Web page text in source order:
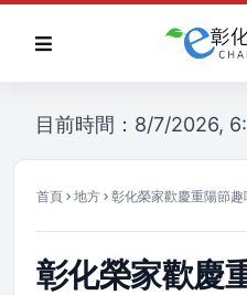
目前時間：8/7/2026,
首頁 地方 彰化榮家歡慶重陽節
彰化榮家歡慶